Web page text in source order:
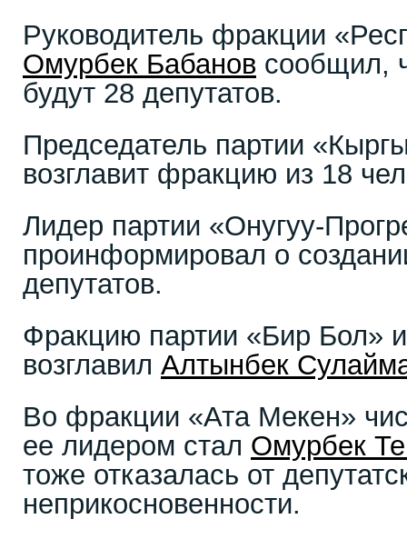
Руководитель фракции
Омурбек Бабанов сообщил,
будут 28 депутатов.
Председатель партии
возглавит фракцию из 18
Лидер партии «Онугуу-
проинформировал о
депутатов.
Фракцию партии «Бир Бол»
возглавил Алтынбек
Во фракции «Ата Мекен»
ее лидером стал Омурбек
тоже отказалась от
неприкосновенности.